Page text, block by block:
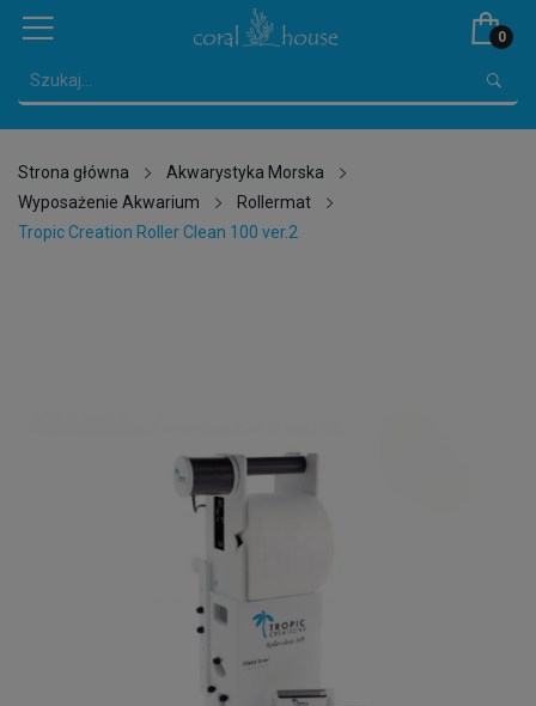
0
Strona główna
Akwarystyka Morska
Wyposażenie Akwarium
Rollermat
Tropic Creation Roller Clean 100 ver.2